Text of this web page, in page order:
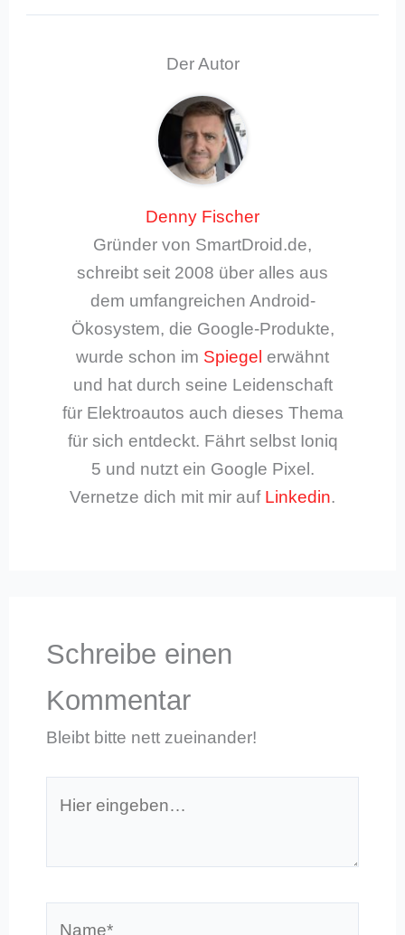
Der Autor
Denny Fischer
Gründer von SmartDroid.de,
schreibt seit 2008 über alles aus
dem umfangreichen Android-
Ökosystem, die Google-Produkte,
wurde schon im Spiegel erwähnt
und hat durch seine Leidenschaft
für Elektroautos auch dieses Thema
für sich entdeckt. Fährt selbst Ioniq
5 und nutzt ein Google Pixel.
Vernetze dich mit mir auf Linkedin.
Schreibe einen
Kommentar
Bleibt bitte nett zueinander!
eingeben…